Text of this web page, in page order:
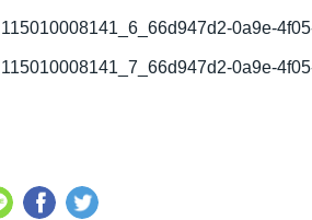
115010008141_6_66d947d2-0a9e-
115010008141_7_66d947d2-0a9e-